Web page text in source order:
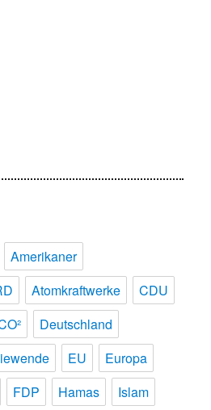
Amerikaner
Atomkraftwerke
CDU
Deutschland
EU
Europa
FDP Hamas
Islam